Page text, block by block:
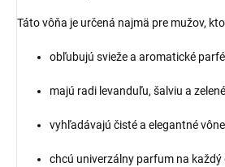
Táto vôňa je určená najmä pre mužov,
obľubujú svieže a aromatické
majú radi levanduľu, šalviu a
vyhľadávajú čisté a elegantné
chcú univerzálny parfum na každý